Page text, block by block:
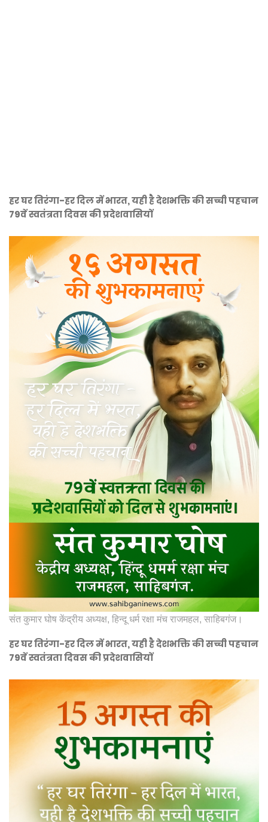
हर घर तिरंगा-हर दिल में भारत, यही है देशभक्ति की सच्ची पहचान
79वें स्वतंत्रता दिवस की प्रदेशवासियों
संत कुमार घोष केंद्रीय अध्यक्ष, हिन्दू धर्म रक्षा मंच राजमहल, साहिबगंज।
हर घर तिरंगा-हर दिल में भारत, यही है देशभक्ति की सच्ची पहचान
79वें स्वतंत्रता दिवस की प्रदेशवासियों